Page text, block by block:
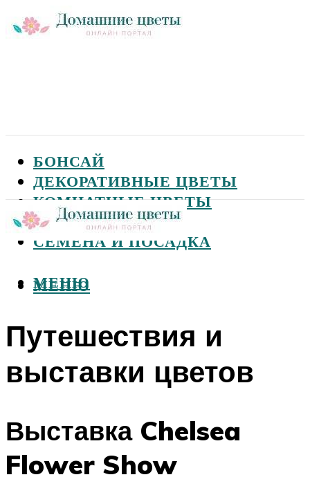
БОНСАЙ
ДЕКОРАТИВНЫЕ ЦВЕТЫ
КОМНАТНЫЕ ЦВЕТЫ
САДОВЫЕ ЦВЕТЫ
СЕМЕНА И ПОСАДКА
МЕНЮ
МЕНЮ
Путешествия и
выставки цветов
Выставка Chelsea
Flower Show